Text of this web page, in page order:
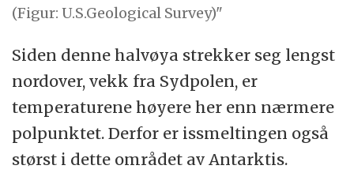
(Figur: U.S.Geological Survey)"
Siden denne halvøya strekker seg lengst
nordover, vekk fra Sydpolen, er
temperaturene høyere her enn nærmere
polpunktet. Derfor er issmeltingen også
størst i dette området av Antarktis.